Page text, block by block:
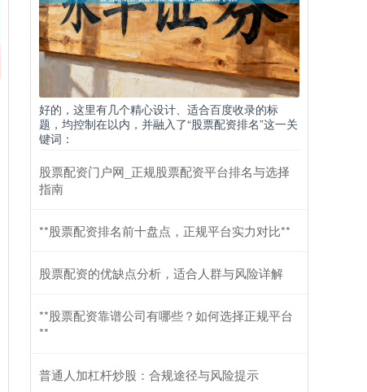
好的，这里有几个精心设计、适合百度收录的标
题，均控制在以内，并融入了“股票配资排名”这一关
键词：
股票配资门户网_正规股票配资平台排名与选择
指南
**股票配资排名前十盘点，正规平台实力对比**
股票配资的优缺点分析，适合人群与风险详解
**股票配资靠谱公司有哪些？如何选择正规平台
**
普通人加杠杆炒股：合规途径与风险提示